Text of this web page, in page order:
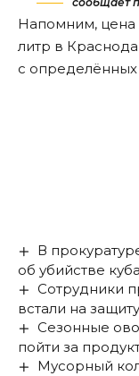
Напомним,
литр в
с определённых
В
об убийстве
Сотрудники
встали на
Сезонные
пойти за
Мусорный